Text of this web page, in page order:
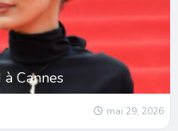
Cannes
mai 29, 2026